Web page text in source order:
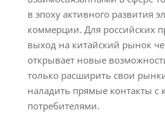
в эпоху активного развития
коммерции. Для российских
выход на китайский рынок
открывает новые
только расширить свои
наладить прямые контакты
потребителями.